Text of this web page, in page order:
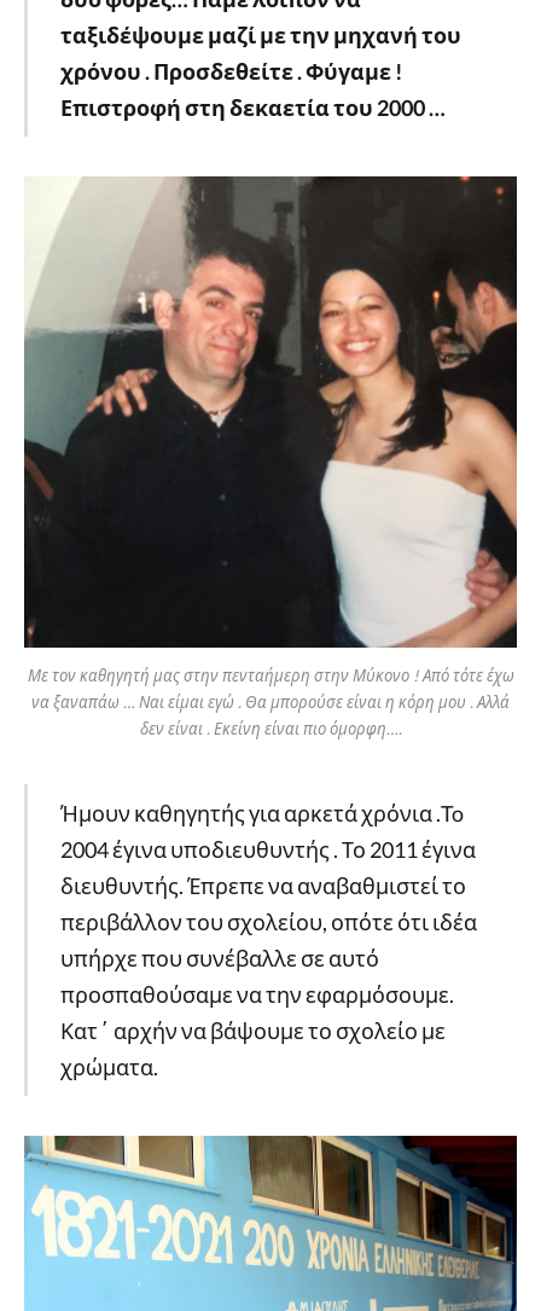
ταξιδέψουμε μαζί με την μηχανή του
χρόνου . Προσδεθείτε . Φύγαμε !
Επιστροφή στη δεκαετία του 2000 …
Με τον καθηγητή μας στην πενταήμερη στην Μύκονο ! Από τότε έχω
να ξαναπάω … Ναι είμαι εγώ . Θα μπορούσε είναι η κόρη μου . Αλλά
δεν είναι . Εκείνη είναι πιο όμορφη….
Ήμουν καθηγητής για αρκετά χρόνια .To
2004 έγινα υποδιευθυντής . Το 2011 έγινα
διευθυντής. Έπρεπε να αναβαθμιστεί το
περιβάλλον του σχολείου, οπότε ότι ιδέα
υπήρχε που συνέβαλλε σε αυτό
προσπαθούσαμε να την εφαρμόσουμε.
Κατ΄ αρχήν να βάψουμε το σχολείο με
χρώματα.